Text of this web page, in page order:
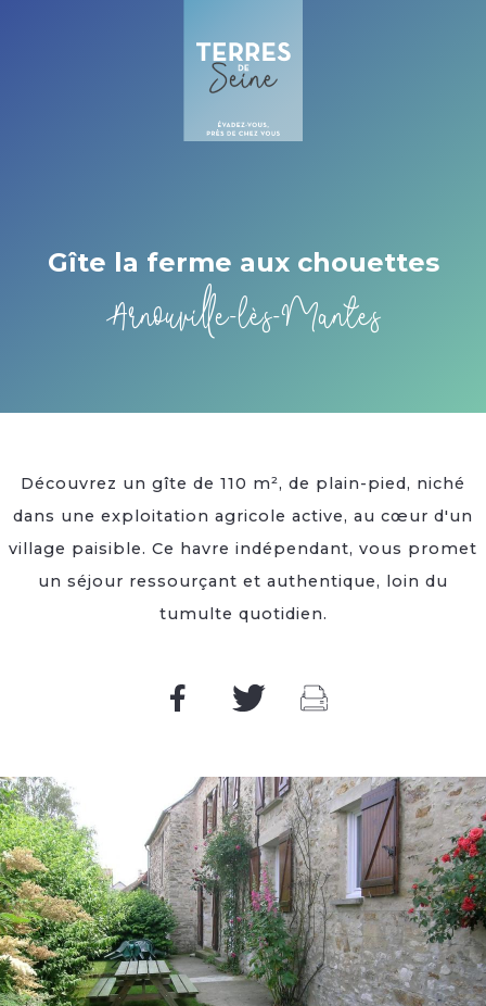
Gîte la ferme aux chouettes
Arnouville-lès-Mantes
Découvrez un gîte de 110 m², de plain-pied, niché
dans une exploitation agricole active, au cœur d'un
village paisible. Ce havre indépendant, vous promet
un séjour ressourçant et authentique, loin du
tumulte quotidien.